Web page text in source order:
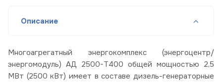
Описание
Многоагрегатный энергокомплекс (энергоцентр/
энергомодуль) АД 2500-Т400 общей мощностью 2,5
МВт (2500 кВт) имеет в составе дизель-генераторные